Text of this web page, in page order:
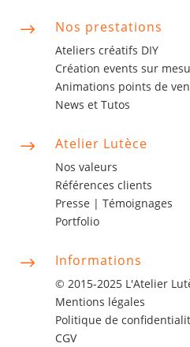
$ Nos prestations
Ateliers créatifs DIY
Création events sur
Animations points de
News et Tutos
$ Atelier Lutèce
Nos valeurs
Références clients
Presse | Témoignages
Portfolio
$ Informations
© 2015-2025 L'Atelier
Mentions légales
Politique de
CGV